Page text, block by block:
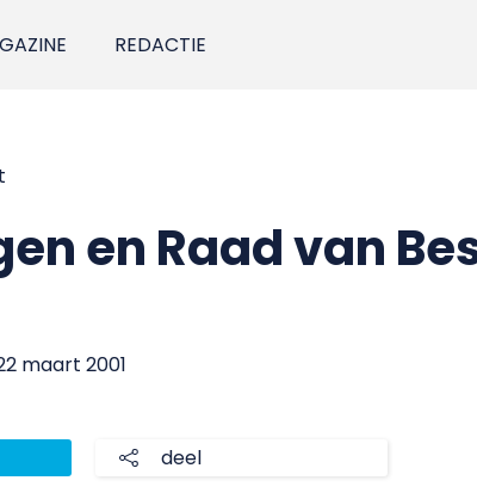
REDACTIE
en Raad van
maart 2001
deel